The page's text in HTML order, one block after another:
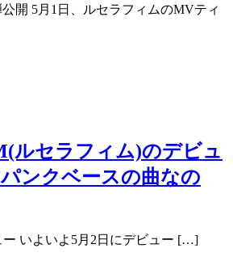
開 5月1日、ルセラフィムのMVティ
ルセラフィム)のデビュ
ンクベースの曲なの
ー いよいよ5月2日にデビュー […]